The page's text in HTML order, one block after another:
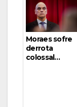
Moraes sofre
derrota
colossal…